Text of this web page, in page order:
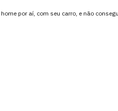
por aí, com seu carro, e não